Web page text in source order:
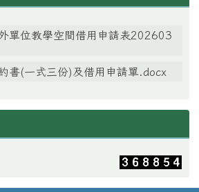
單位教學空間借用申請表202603
書(一式三份)及借用申請單.docx